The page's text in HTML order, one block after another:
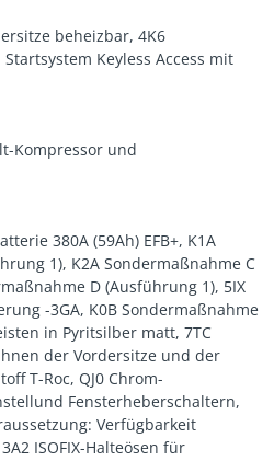
beheizbar, 4K6
Keyless Access mit
Kompressor und
380A (59Ah) EFB+, K1A
1), K2A Sondermaßnahme C
D (Ausführung 1), 5IX
-3GA, K0B Sondermaßnahme
in Pyritsilber matt, 7TC
der Vordersitze und der
T-Roc, QJ0 Chrom-
Fensterheberschaltern,
Verfügbarkeit
ISOFIX-Halteösen für